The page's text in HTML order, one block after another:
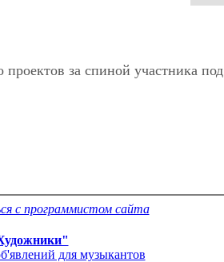
за спиной участника
с программистом сайта
для музыкантов